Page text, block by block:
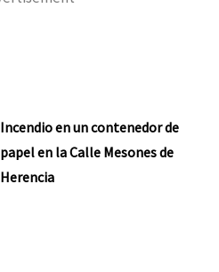
Incendio en un contenedor de
papel en la Calle Mesones de
Herencia